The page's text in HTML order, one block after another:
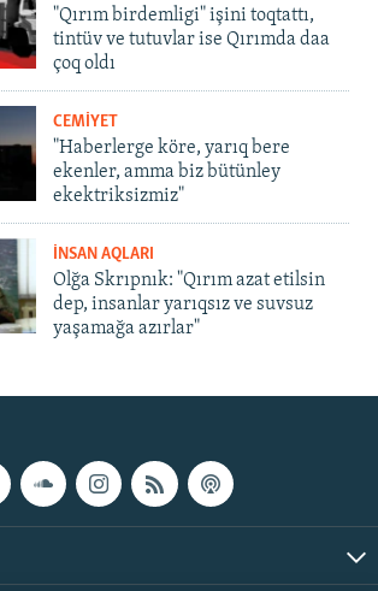
"Qırım birdemligi" işini toqtattı,
tintüv ve tutuvlar ise Qırımda daa
çoq oldı
CEMİYET
"Haberlerge köre, yarıq bere
ekenler, amma biz bütünley
ekektriksizmiz"
İNSAN AQLARI
Olğa Skrıpnık: "Qırım azat etilsin
dep, insanlar yarıqsız ve suvsuz
yaşamağa azırlar"